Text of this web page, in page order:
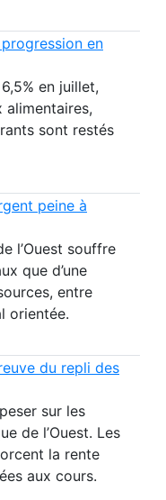
en
en juillet,
alimentaires,
sont restés
peine à
l’Ouest souffre
que d’une
entre
orientée.
du repli des
sur les
de l’Ouest. Les
la rente
aux cours.